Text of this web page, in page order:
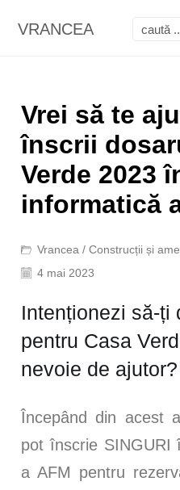
VRANCEA
Vrei să te
înscrii
Verde 2023
informatică
Vrancea / Construcții și
4 mai 2023
Intenționezi să-ți
pentru Casa
nevoie de ajutor?
Începând din acest
pot înscrie SINGURI
a AFM pentru